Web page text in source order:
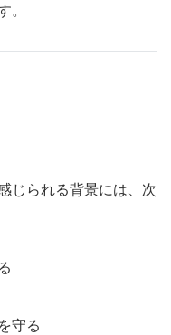
。
じられる背景には、次
守る